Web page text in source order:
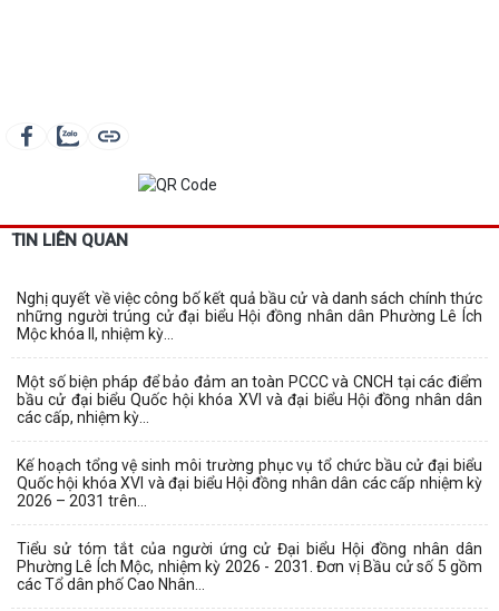
TIN LIÊN QUAN
Nghị quyết về việc công bố kết quả bầu cử và danh sách chính thức
những người trúng cử đại biểu Hội đồng nhân dân Phường Lê Ích
Mộc khóa II, nhiệm kỳ...
Một số biện pháp để bảo đảm an toàn PCCC và CNCH tại các điểm
bầu cử đại biểu Quốc hội khóa XVI và đại biểu Hội đồng nhân dân
các cấp, nhiệm kỳ...
Kế hoạch tổng vệ sinh môi trường phục vụ tổ chức bầu cử đại biểu
Quốc hội khóa XVI và đại biểu Hội đồng nhân dân các cấp nhiệm kỳ
2026 – 2031 trên...
Tiểu sử tóm tắt của người ứng cử Đại biểu Hội đồng nhân dân
Phường Lê Ích Mộc, nhiệm kỳ 2026 - 2031. Đơn vị Bầu cử số 5 gồm
các Tổ dân phố Cao Nhân...